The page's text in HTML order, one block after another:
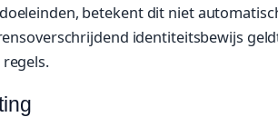
betekent dit niet
identiteitsbewijs